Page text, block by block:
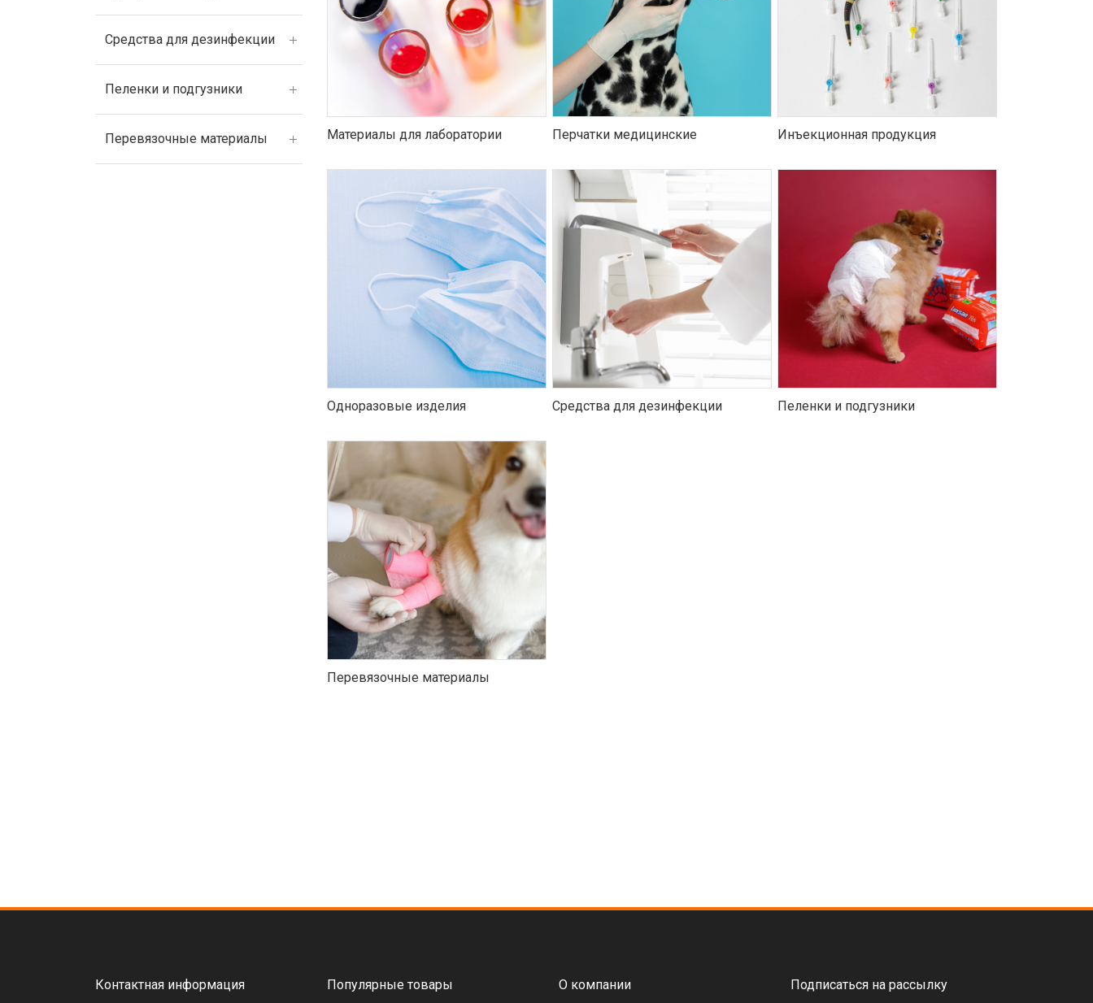
Средства для дезинфекции
Пеленки и подгузники
Перевязочные материалы Материалы для лаборатории Перчатки медицинские Инъекционная продукция
Одноразовые изделия Средства для дезинфекции Пеленки и подгузники
Перевязочные материалы
Контактная информация Популярные товары О компании Подписаться на рассылку